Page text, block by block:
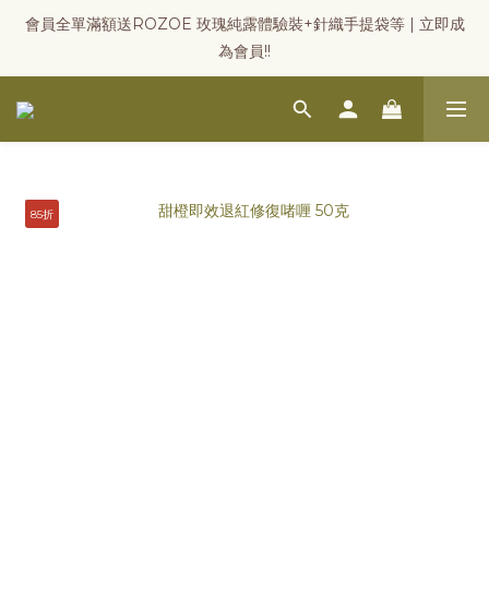
會員全單滿額送ROZOE 玫瑰純露體驗裝+針織手提袋等 | 立即成
為會員!!
85折